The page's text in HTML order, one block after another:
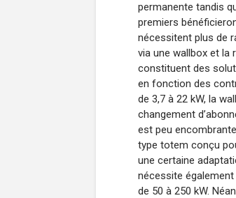
permanente tandis
premiers
nécessitent plus de
via une wallbox et la
constituent des
en fonction des
de 3,7 à 22 kW, la
changement
est peu
type totem conçu
une certaine
nécessite
de 50 à 250 kW.